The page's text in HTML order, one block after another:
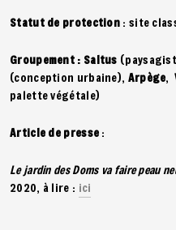
Statut de protection : site
Groupement : Saltus
(conception urbaine), Arpège,
palette végétale)
Article de presse :
Le jardin des Doms va faire peau
2020, à lire : ici